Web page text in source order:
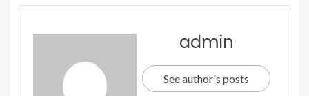
admin
See author's posts